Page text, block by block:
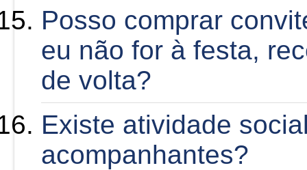
Posso comprar
eu não for à festa,
de volta?
Existe atividade
acompanhantes?